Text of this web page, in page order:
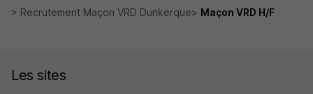
Recrutement Maçon VRD Dunkerque
Maçon VRD H/F
Les sites